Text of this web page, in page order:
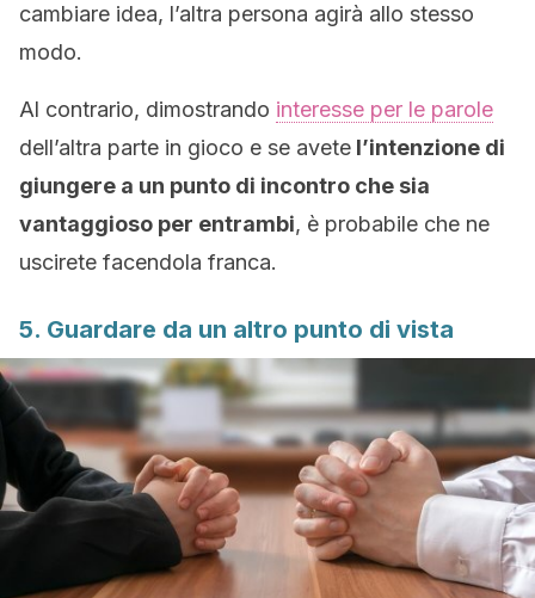
cambiare idea, l’altra persona agirà allo stesso
modo.
Al contrario, dimostrando interesse per le parole
dell’altra parte in gioco e se avete l’intenzione di
giungere a un punto di incontro che sia
vantaggioso per entrambi, è probabile che ne
uscirete facendola franca.
5. Guardare da un altro punto di vista